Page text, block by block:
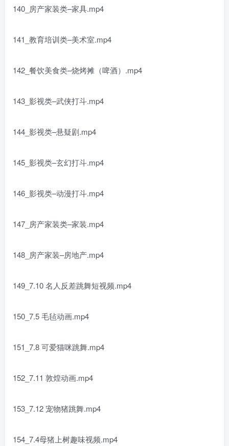
140_房产家装类–家具.mp4
141_教育培训类–美术室.mp4
142_餐饮美食类–烧烤摊（啤酒）.mp4
143_影视类–武侠打斗.mp4
144_影视类–悬疑剧.mp4
145_影视类–玄幻打斗.mp4
146_影视类–动漫打斗.mp4
147_房产家装类–家装.mp4
148_房产家装–房地产.mp4
149_7.10 名人反差跳舞短视频.mp4
150_7.5 毛毡动画.mp4
151_7.8 可爱猫咪跳舞.mp4
152_7.11 敦煌动画.mp4
153_7.12 宠物猪跳舞.mp4
154_7.4母猪上树趣味视频.mp4